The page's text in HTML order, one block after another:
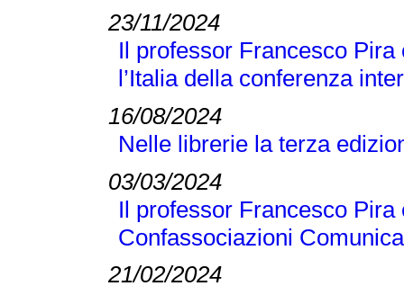
23/11/2024
Il professor Francesco
l’Italia della conferenza
16/08/2024
Nelle librerie la terza
03/03/2024
Il professor Francesco
Confassociazioni
21/02/2024